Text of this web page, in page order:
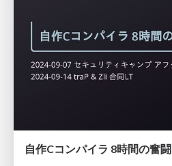
自作Cコンパイラ 8時間の奮闘